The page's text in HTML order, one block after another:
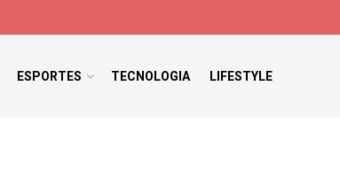
ESPORTES TECNOLOGIA LIFESTYLE